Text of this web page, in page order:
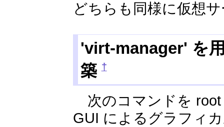
どちらも同様に仮想
'virt-manager' を
築†
次のコマンドを root
GUI によるグラフィ